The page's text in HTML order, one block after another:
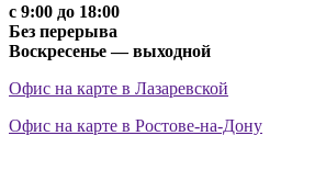
с 9:00 до 18:00
Без перерыва
Воскресенье — выходной
Офис на карте в Лазаревской
Офис на карте в Ростове-на-Дону